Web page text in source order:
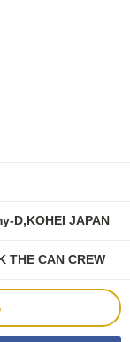
D,KOHEI JAPAN
THE CAN CREW